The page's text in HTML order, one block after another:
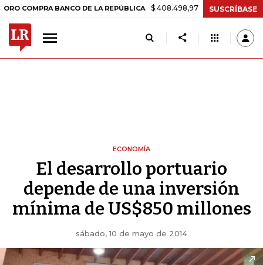
BANCO DE LA REPÚBLICA $ 408.498,97 +$ 8.753,81 +2,19%
SUSCRÍBASE
ECONOMÍA
El desarrollo portuario
depende de una inversión
mínima de US$850 millones
sábado, 10 de mayo de 2014